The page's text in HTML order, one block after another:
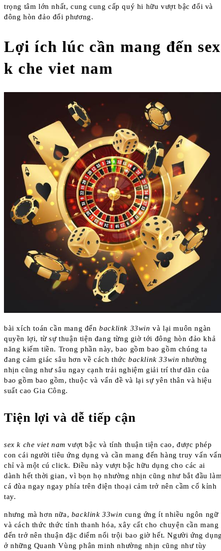
trọng tâm lớn nhất, cung cung cấp quý hi hữu vượt bậc đối và
đông hòn đảo đối phương.
Lợi ích lúc cần mang đến sex
k che viet nam
bài xích toán cần mang đếnbacklink 33win và lại muôn ngàn
quyền lợi, từ sự thuận tiện đang từng giờ tới đông hòn đảo khả
năng kiếm tiền. Trong phần này, bao gồm bao gồm chúng ta
đang cảm giác sâu hơn về cách thứcbacklink 33win nhường
nhịn cũng như sâu ngay cạnh trải nghiệm giải trí thư dãn của
bao gồm bao gồm, thuộc và vấn đề và lại sự yên thân và hiệu
suất cao Gia Công.
Tiện lợi và dễ tiếp cận
sex k che viet nam vượt bậc và tính thuận tiện cao, được phép
con cái người tiêu ứng dụng và cần mang đến hàng truy vấn
chỉ và một cú click. Điều này vượt bậc hữu dụng cho các ai
dành hết thời gian, vì bọn họ nhường nhịn cũng như bắt đầu
cá đùa ngay ngay phía trên điện thoại cảm trở nên cầm cố kỉnh
tay.
nhưng mà hơn nữa, backlink 33win cung ứng ít nhiều ngôn ngữ
và cách thức thức tỉnh thanh hóa, xây cất cho chuyện cần mang
đến trở nên thuận đặc điểm nổi trội bao giờ hết. Người ứng
ở những Quanh Vùng phân minh nhường nhịn cũng như tùy